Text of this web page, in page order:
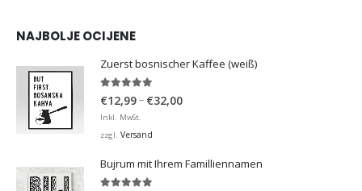
NAJBOLJE OCIJENE
Zuerst bosnischer Kaffee (weiß)
5.00von 5
€12,99– €32,00Preisspanne:
Inkl. MwSt.
zzgl. Versand
Bujrum mit Ihrem Familliennamen